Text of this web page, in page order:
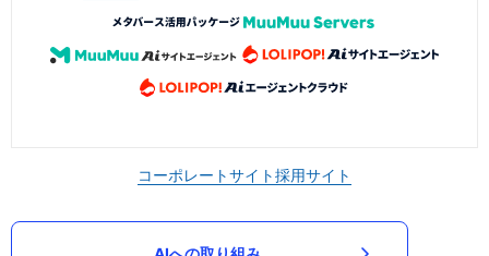
コーポレートサイト採用サイト